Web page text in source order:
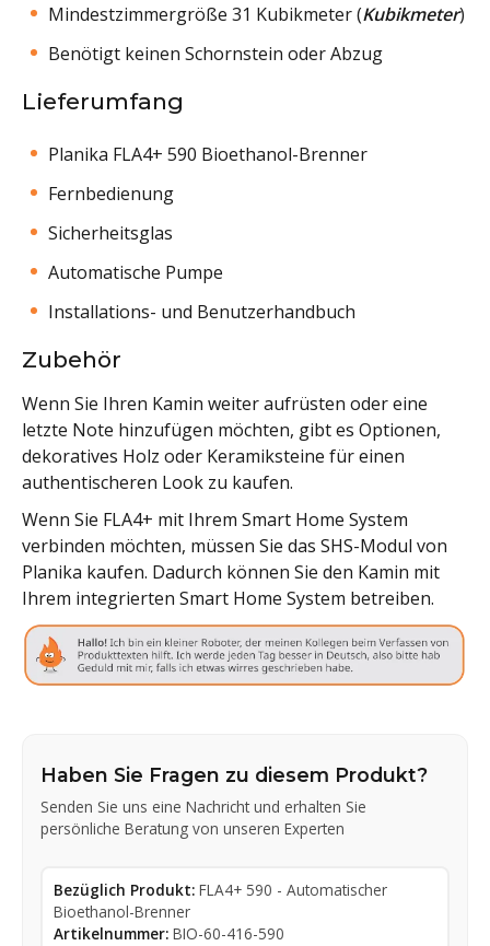
Mindestzimmergröße 31 Kubikmeter (Kubikmeter)
Benötigt keinen Schornstein oder Abzug
Lieferumfang
Planika FLA4+ 590 Bioethanol-Brenner
Fernbedienung
Sicherheitsglas
Automatische Pumpe
Installations- und Benutzerhandbuch
Zubehör
Wenn Sie Ihren Kamin weiter aufrüsten oder eine
letzte Note hinzufügen möchten, gibt es Optionen,
dekoratives Holz oder Keramiksteine für einen
authentischeren Look zu kaufen.
Wenn Sie FLA4+ mit Ihrem Smart Home System
verbinden möchten, müssen Sie das SHS-Modul von
Planika kaufen. Dadurch können Sie den Kamin mit
Ihrem integrierten Smart Home System betreiben.
Haben Sie Fragen zu diesem Produkt?
Senden Sie uns eine Nachricht und erhalten Sie
persönliche Beratung von unseren Experten
Bezüglich Produkt: FLA4+ 590 - Automatischer
Bioethanol-Brenner
Artikelnummer: BIO-60-416-590